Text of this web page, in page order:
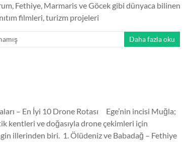
Fethiye, Marmaris ve Göcek gibi dünyaca bilinen
filmleri, turizm projeleri
Daha fazla oku
– En İyi 10 Drone Rotası Ege’nin incisi Muğla;
kentleri ve doğasıyla drone çekimleri için
illerinden biri. 1. Ölüdeniz ve Babadağ – Fethiye